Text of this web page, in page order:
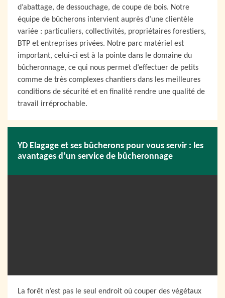
d’abattage, de dessouchage, de coupe de bois. Notre
équipe de bûcherons intervient auprès d’une clientèle
variée : particuliers, collectivités, propriétaires forestiers,
BTP et entreprises privées. Notre parc matériel est
important, celui-ci est à la pointe dans le domaine du
bûcheronnage, ce qui nous permet d’effectuer de petits
comme de très complexes chantiers dans les meilleures
conditions de sécurité et en finalité rendre une qualité de
travail irréprochable.
YD Elagage et ses bûcherons pour vous servir : les
avantages d’un service de bûcheronnage
La forêt n’est pas le seul endroit où couper des végétaux